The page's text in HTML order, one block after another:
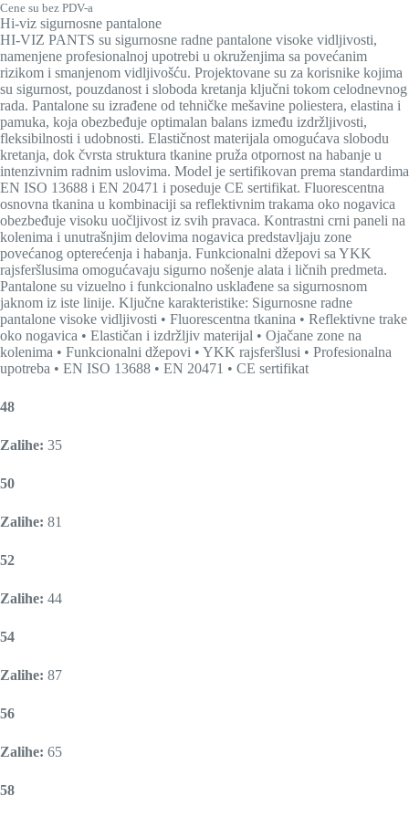
Cene su bez PDV-a
Hi-viz sigurnosne pantalone
HI-VIZ PANTS su sigurnosne radne pantalone visoke vidljivosti,
namenjene profesionalnoj upotrebi u okruženjima sa povećanim
rizikom i smanjenom vidljivošću. Projektovane su za korisnike kojima
su sigurnost, pouzdanost i sloboda kretanja ključni tokom celodnevnog
rada. Pantalone su izrađene od tehničke mešavine poliestera, elastina i
pamuka, koja obezbeđuje optimalan balans između izdržljivosti,
fleksibilnosti i udobnosti. Elastičnost materijala omogućava slobodu
kretanja, dok čvrsta struktura tkanine pruža otpornost na habanje u
intenzivnim radnim uslovima. Model je sertifikovan prema standardima
EN ISO 13688 i EN 20471 i poseduje CE sertifikat. Fluorescentna
osnovna tkanina u kombinaciji sa reflektivnim trakama oko nogavica
obezbeđuje visoku uočljivost iz svih pravaca. Kontrastni crni paneli na
kolenima i unutrašnjim delovima nogavica predstavljaju zone
povećanog opterećenja i habanja. Funkcionalni džepovi sa YKK
rajsferšlusima omogućavaju sigurno nošenje alata i ličnih predmeta.
Pantalone su vizuelno i funkcionalno usklađene sa sigurnosnom
jaknom iz iste linije. Ključne karakteristike: Sigurnosne radne
pantalone visoke vidljivosti • Fluorescentna tkanina • Reflektivne trake
oko nogavica • Elastičan i izdržljiv materijal • Ojačane zone na
kolenima • Funkcionalni džepovi • YKK rajsferšlusi • Profesionalna
upotreba • EN ISO 13688 • EN 20471 • CE sertifikat
48
Zalihe: 35
50
Zalihe: 81
52
Zalihe: 44
54
Zalihe: 87
56
Zalihe: 65
58